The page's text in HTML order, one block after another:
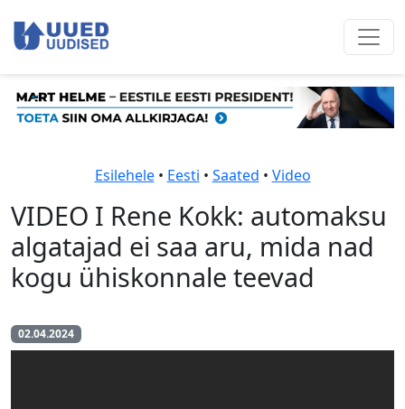
Esilehele• Eesti • Saated • Video
VIDEO I Rene Kokk: automaksu
algatajad ei saa aru, mida nad
kogu ühiskonnale teevad
02.04.2024